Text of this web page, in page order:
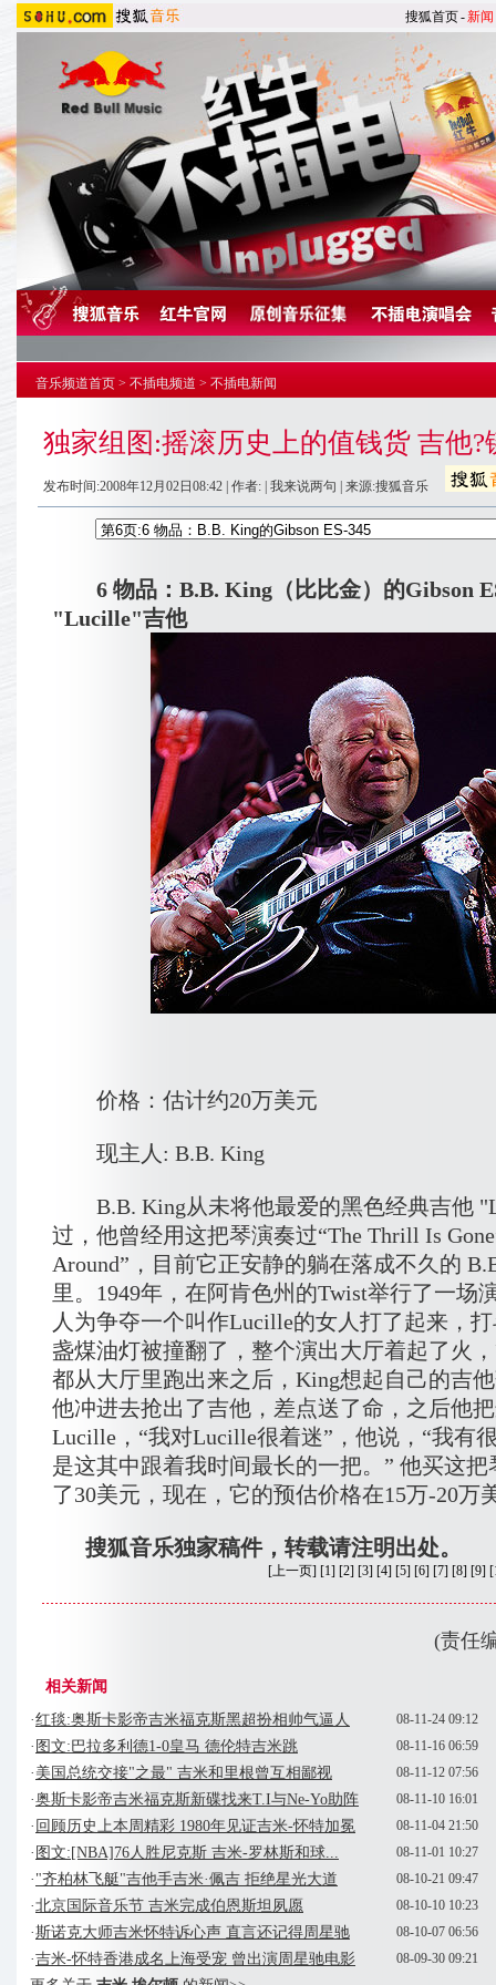
搜狐首页-新闻
音乐频道首页 > 不插电频道 > 不插电新闻
独家组图:摇滚历史上的值钱货 吉他?
发布时间:2008年12月02日08:42 | 作者: | 我来说两句 | 来源:搜狐音乐
6 物品：B.B. King（比比金）的Gibson
"Lucille"吉他
价格：估计约20万美元
现主人: B.B. King
B.B. King从未将他最爱的黑色经典吉他
过，他曾经用这把琴演奏过“The Thrill Is
Around”，目前它正安静的躺在落成不久的
里。1949年，在阿肯色州的Twist举行了一场
人为争夺一个叫作Lucille的女人打了起来，
盏煤油灯被撞翻了，整个演出大厅着起了火
都从大厅里跑出来之后，King想起自己的吉
他冲进去抢出了吉他，差点送了命，之后他
Lucille，“我对Lucille很着迷”，他说，“我有
是这其中跟着我时间最长的一把。” 他买这
了30美元，现在，它的预估价格在15万-20万
搜狐音乐独家稿件，转载请注明出处。
[上一页] [1] [2] [3] [4] [5] [6] [7] [8] [9] [
(责任
相关新闻
08-11-24 09:12
·红毯:奥斯卡影帝吉米福克斯黑超扮相帅气逼人
08-11-16 06:59
· 图文:巴拉多利德1-0皇马 德伦特吉米跳
08-11-12 07:56
·美国总统交接"之最" 吉米和里根曾互相鄙视
08-11-10 16:01
·奥斯卡影帝吉米福克斯新碟找来T.I与Ne-Yo助阵
08-11-04 21:50
·回顾历史上本周精彩 1980年见证吉米-怀特加冕
08-11-01 10:27
· 图文:[NBA]76人胜尼克斯 吉米-罗林斯和球...
08-10-21 09:47
·"齐柏林飞艇"吉他手吉米·佩吉 拒绝星光大道
08-10-10 10:23
·北京国际音乐节 吉米完成伯恩斯坦夙愿
08-10-07 06:56
·斯诺克大师吉米怀特诉心声 直言还记得周星驰
08-09-30 09:21
·吉米-怀特香港成名上海受宠 曾出演周星驰电影